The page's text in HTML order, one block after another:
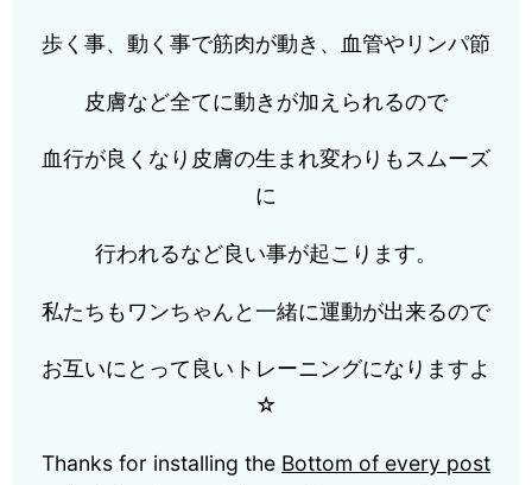
歩く事、動く事で筋肉が動き、血管やリンパ節
皮膚など全てに動きが加えられるので
血行が良くなり皮膚の生まれ変わりもスムーズ
に
行われるなど良い事が起こります。
私たちもワンちゃんと一緒に運動が出来るので
お互いにとって良いトレーニングになりますよ
☆
Thanks for installing the Bottom of every post